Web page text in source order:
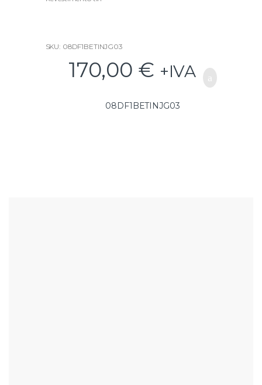
5
SKU: 08DF1BETINJG03
170,00 € +IVA
08DF1BETINJG03